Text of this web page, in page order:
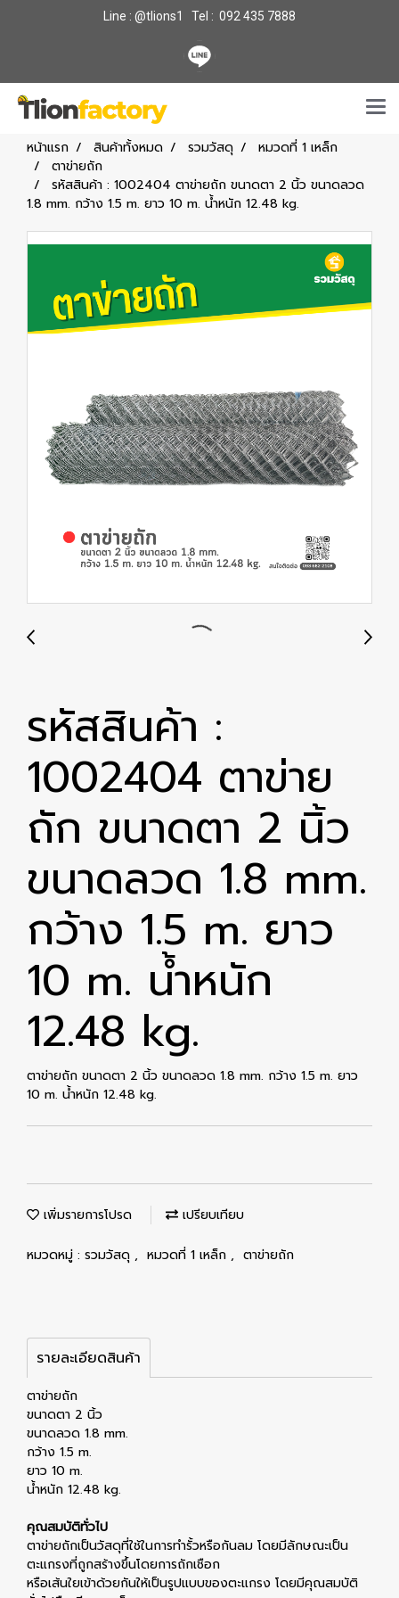
Line : @tlions1 Tel : 092 435 7888
หน้าแรก สินค้าทั้งหมด รวมวัสดุ
หมวดที่ 1 เหล็ก
ตาข่ายถัก
รหัสสินค้า : 1002404 ตาข่ายถัก ขนาดตา 2 นิ้ว ขนาดลวด
1.8 mm. กว้าง 1.5 m. ยาว 10 m. น้ำหนัก 12.48 kg.
รหัสสินค้า :
1002404 ตาข่าย
ถัก ขนาดตา 2 นิ้ว
ขนาดลวด 1.8 mm.
กว้าง 1.5 m. ยาว
10 m. น้ำหนัก
12.48 kg.
ตาข่ายถัก ขนาดตา 2 นิ้ว ขนาดลวด 1.8 mm. กว้าง 1.5 m. ยาว
10 m. น้ำหนัก 12.48 kg.
เพิ่มรายการโปรด เปรียบเทียบ
หมวดหมู่ : รวมวัสดุ , หมวดที่ 1 เหล็ก , ตาข่ายถัก
รายละเอียดสินค้า
ตาข่ายถัก
ขนาดตา 2 นิ้ว
ขนาดลวด 1.8 mm.
กว้าง 1.5 m.
ยาว 10 m.
น้ำหนัก 12.48 kg.
คุณสมบัติทั่วไป
ตาข่ายถักเป็นวัสดุที่ใช้ในการทำรั้วหรือกันลม โดยมีลักษณะเป็น
ตะแกรงที่ถูกสร้างขึ้นโดยการถักเชือก
หรือเส้นใยเข้าด้วยกันให้เป็นรูปแบบของตะแกรง โดยมีคุณสมบัติ